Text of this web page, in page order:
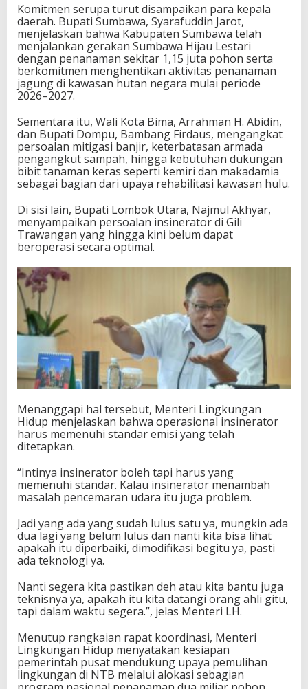
Komitmen serupa turut disampaikan para kepala
daerah. Bupati Sumbawa, Syarafuddin Jarot,
menjelaskan bahwa Kabupaten Sumbawa telah
menjalankan gerakan Sumbawa Hijau Lestari
dengan penanaman sekitar 1,15 juta pohon serta
berkomitmen menghentikan aktivitas penanaman
jagung di kawasan hutan negara mulai periode
2026–2027.
Sementara itu, Wali Kota Bima, Arrahman H. Abidin,
dan Bupati Dompu, Bambang Firdaus, mengangkat
persoalan mitigasi banjir, keterbatasan armada
pengangkut sampah, hingga kebutuhan dukungan
bibit tanaman keras seperti kemiri dan makadamia
sebagai bagian dari upaya rehabilitasi kawasan hulu.
Di sisi lain, Bupati Lombok Utara, Najmul Akhyar,
menyampaikan persoalan insinerator di Gili
Trawangan yang hingga kini belum dapat
beroperasi secara optimal.
Menanggapi hal tersebut, Menteri Lingkungan
Hidup menjelaskan bahwa operasional insinerator
harus memenuhi standar emisi yang telah
ditetapkan.
“Intinya insinerator boleh tapi harus yang
memenuhi standar. Kalau insinerator menambah
masalah pencemaran udara itu juga problem.
Jadi yang ada yang sudah lulus satu ya, mungkin ada
dua lagi yang belum lulus dan nanti kita bisa lihat
apakah itu diperbaiki, dimodifikasi begitu ya, pasti
ada teknologi ya.
Nanti segera kita pastikan deh atau kita bantu juga
teknisnya ya, apakah itu kita datangi orang ahli gitu,
tapi dalam waktu segera.”, jelas Menteri LH.
Menutup rangkaian rapat koordinasi, Menteri
Lingkungan Hidup menyatakan kesiapan
pemerintah pusat mendukung upaya pemulihan
lingkungan di NTB melalui alokasi sebagian